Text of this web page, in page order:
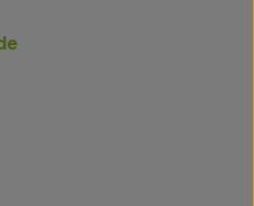
www.facebook.com/
www.tiktok.com/
zu https://